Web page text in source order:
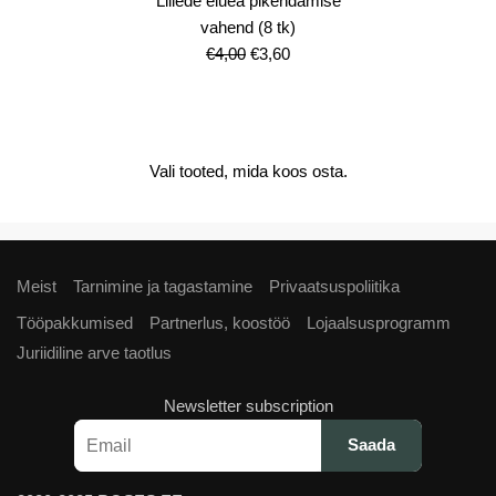
vahend (8 tk)
€4,00 Algne
€3,60Current
Vali tooted, mida koos osta.
Meist Tarnimine ja tagastamine
Privaatsuspoliitika
Tööpakkumised
Partnerlus, koostöö
Lojaalsusprogramm
Juriidiline arve taotlus
Newsletter subscription